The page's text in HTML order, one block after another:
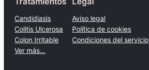
Candidiasis
Colitis Ulcerosa
Colon Irritable
Ver más…
Aviso legal
Política de cookies
Condiciones del servicio